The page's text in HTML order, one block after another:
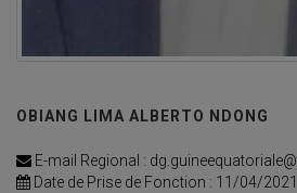
OBIANG LIMA ALBERTO NDONG
E-mail Regional :
Date de Prise de Fonction : 11/04/2021